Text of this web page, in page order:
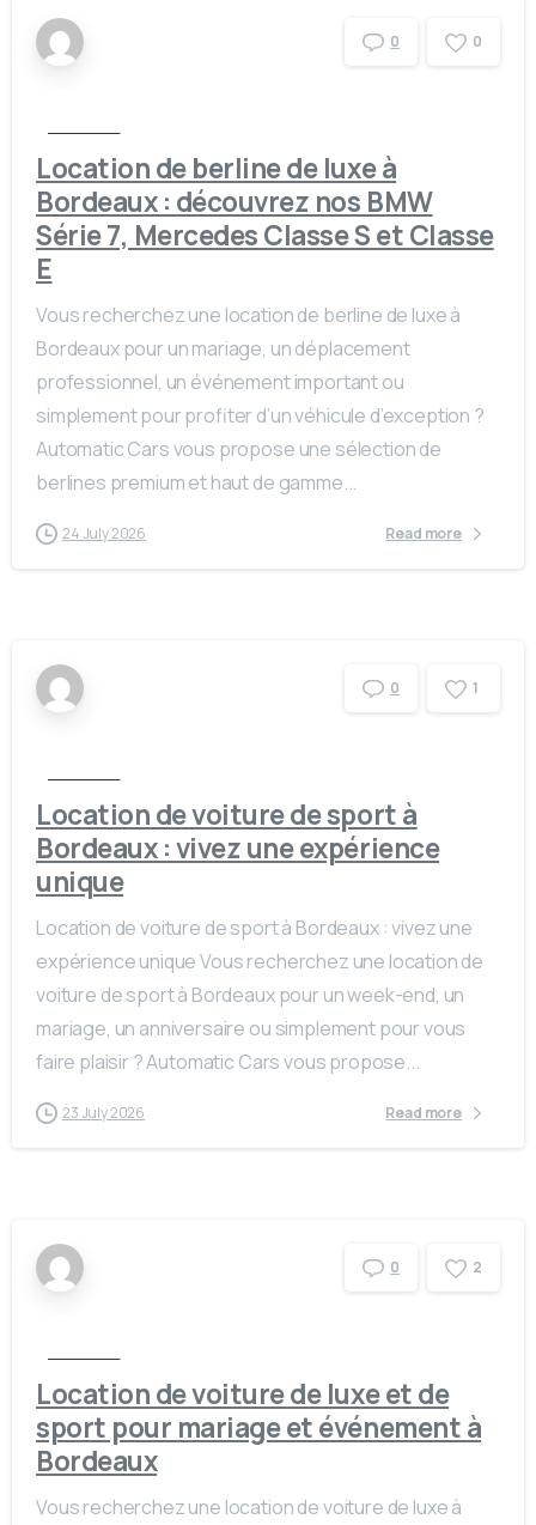
0 0
Location de berline de luxe à
Bordeaux : découvrez nos BMW
Série 7, Mercedes Classe S et Classe
E
Vous recherchez une location de berline de luxe à
Bordeaux pour un mariage, un déplacement
professionnel, un événement important ou
simplement pour profiter d’un véhicule d’exception ?
Automatic Cars vous propose une sélection de
berlines premium et haut de gamme...
24 July 2026 Read more
0 1
Location de voiture de sport à
Bordeaux : vivez une expérience
unique
Location de voiture de sport à Bordeaux : vivez une
expérience unique Vous recherchez une location de
voiture de sport à Bordeaux pour un week-end, un
mariage, un anniversaire ou simplement pour vous
faire plaisir ? Automatic Cars vous propose...
23 July 2026 Read more
0 2
Location de voiture de luxe et de
sport pour mariage et événement à
Bordeaux
Vous recherchez une location de voiture de luxe à